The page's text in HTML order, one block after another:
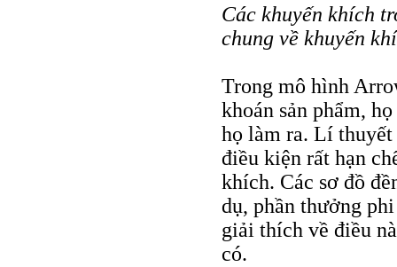
Các khuyến khích
chung về khuyến
Trong mô hình
khoán sản phẩm,
họ làm ra. Lí
điều kiện rất hạn
khích. Các sơ đồ
dụ, phần thưởng
giải thích về điều
có.